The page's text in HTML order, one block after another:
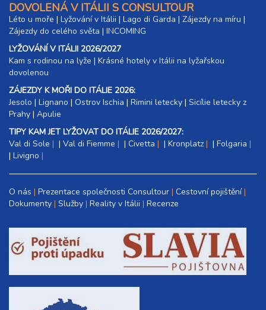
DOVOLENÁ V ITÁLII S CONSULTOUR
Léto u moře | Lyžování v Itálii | Lago di Garda | Zájezdy na míru |
Zájezdy do celého světa | INCOMING
LYŽOVÁNÍ V ITÁLII 2026/2027
Kam s rodinou na lyže |​ Krásné hotely v Itálii na lyžařskou
dovolenou
ZÁJEZDY K MOŘI DO ITÁLIE 2026:
Jesolo | Lignano | Ostrov Ischia | Rimini letecky | Sicílie letecky z
Prahy | Apulie
TIPY KAM JET LYŽOVAT DO ITÁLIE 2026/2027:
Val di Sole
| Val di Fiemme | Civetta | Kronplatz | Folgaria
| Livigno
O nás Prezentace společnosti Consultour Cestovní pojištění
Dokumenty Služby Reality v Itálii Recenze